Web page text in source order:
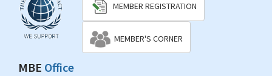
MEMBER REGISTRATION
MEMBER'S CORNER
MBE Office